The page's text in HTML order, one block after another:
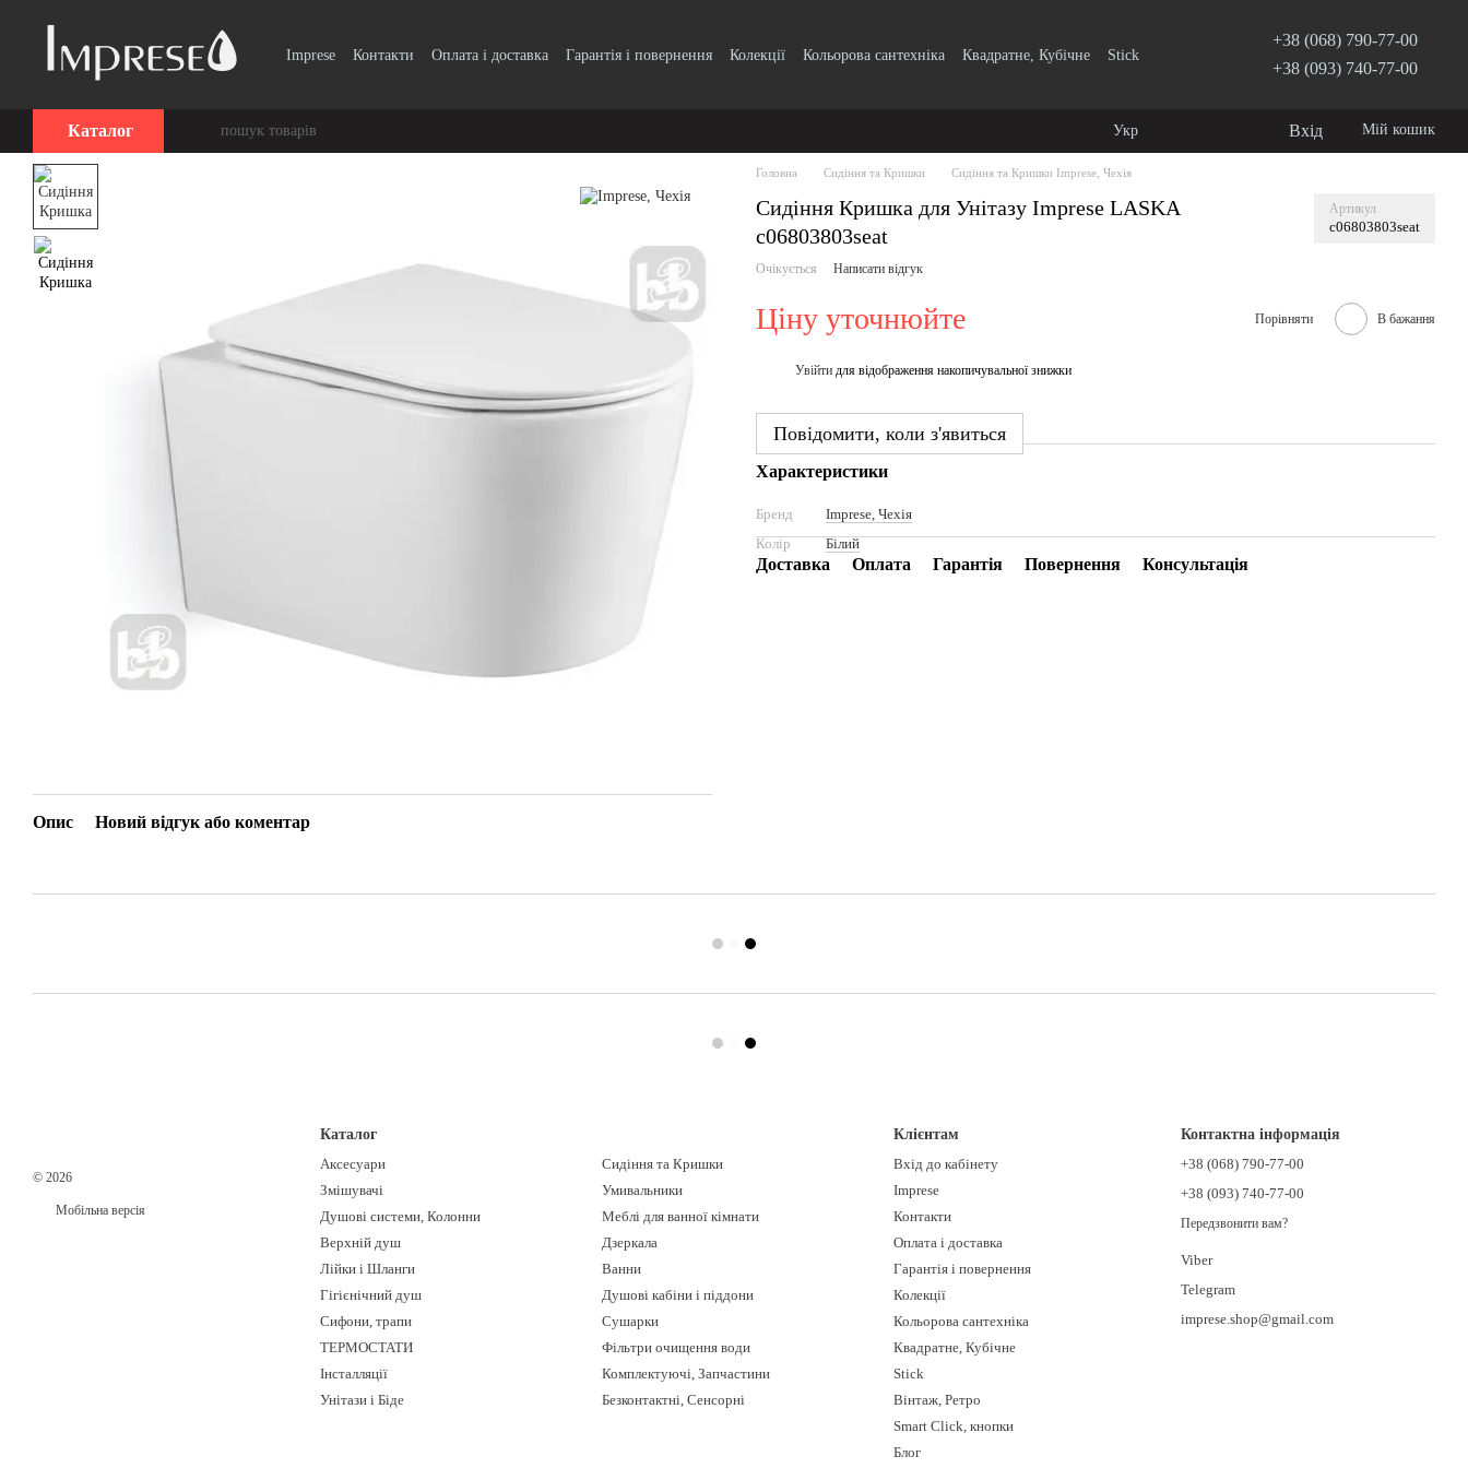
Imprese Контакти Оплата і доставка Гарантія і повернення Колекції Кольорова сантехніка Квадратне, Кубічне
Stick
+38 (068) 790-77-00
+38 (093) 740-77-00
Каталог Укр Вхід Мій кошик
Опис Новий відгук або коментар
Головна Сидіння та Кришки Сидіння та Кришки Imprese, Чехія
Сидіння Кришка для Унітазу Imprese LASKA
c06803803seat
Артикул
c06803803seat
Очікується Написати відгук
Ціну уточнюйте Порівняти В бажання
Увійти для відображення накопичувальної знижки
Повідомити, коли з'явиться
Характеристики
Бренд
Imprese, Чехія
Колір
Білий
Доставка Оплата Гарантія Повернення Консультація
© 2026
Мобільна версія
Каталог
Аксесуари
Змішувачі
Душові системи, Колонни
Верхній душ
Лійки і Шланги
Гігієнічний душ
Сифони, трапи
ТЕРМОСТАТИ
Інсталляції
Унітази і Біде
Сидіння та Кришки
Умивальники
Меблі для ванної кімнати
Дзеркала
Ванни
Душові кабіни і піддони
Сушарки
Фільтри очищення води
Комплектуючі, Запчастини
Безконтактні, Сенсорні
Клієнтам
Вхід до кабінету
Imprese
Контакти
Оплата і доставка
Гарантія і повернення
Колекції
Кольорова сантехніка
Квадратне, Кубічне
Stick
Вінтаж, Ретро
Smart Click, кнопки
Блог
Контактна інформація
+38 (068) 790-77-00
+38 (093) 740-77-00
Передзвонити вам?
Viber
Telegram
imprese.shop@gmail.com